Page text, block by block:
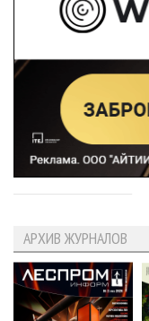
АРХИВ ЖУРНАЛОВ